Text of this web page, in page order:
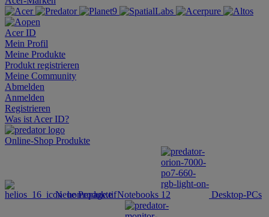
Acer ID
Mein Profil
Meine Produkte
Produkt registrieren
Meine Community
Abmelden
Anmelden
Registrieren
Was ist Acer ID?
Online-Shop Produkte
Neue Produkte Notebooks Desktop-PCs